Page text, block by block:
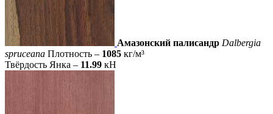
Амазонский палисандр Dalbergia
spruceana Плотность – 1085 кг/м³
Твёрдость Янка – 11.99 кН